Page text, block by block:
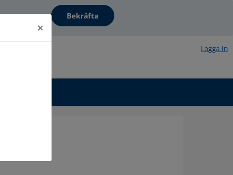
Logga in
×